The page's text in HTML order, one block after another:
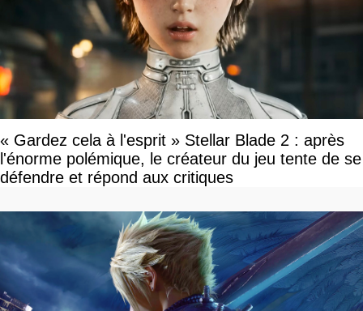
« Gardez cela à l'esprit » Stellar Blade 2 : après
l'énorme polémique, le créateur du jeu tente de se
défendre et répond aux critiques